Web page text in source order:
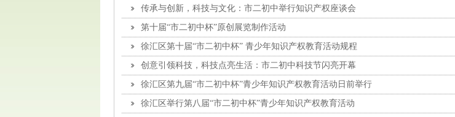
传承与创新，科技与文化：市二初中举行知识产权座谈会
第十届“市二初中杯”原创展览制作活动
徐汇区第十届“市二初中杯” 青少年知识产权教育活动规程
创意引领科技，科技点亮生活：市二初中科技节闪亮开幕
徐汇区第九届“市二初中杯”青少年知识产权教育活动日前举行
徐汇区举行第八届“市二初中杯”青少年知识产权教育活动